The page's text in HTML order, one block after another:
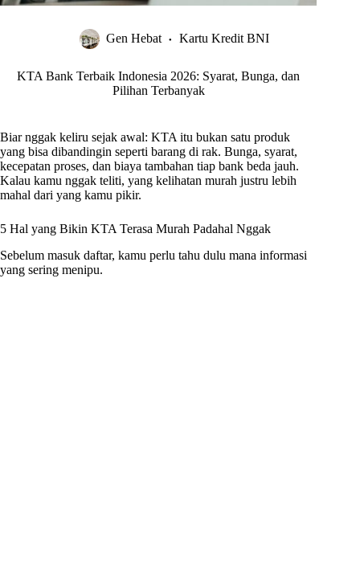
Gen Hebat Kartu Kredit BNI
KTA Bank Terbaik Indonesia 2026: Syarat, Bunga, dan
Pilihan Terbanyak
Biar nggak keliru sejak awal: KTA itu bukan satu produk
yang bisa dibandingin seperti barang di rak. Bunga, syarat,
kecepatan proses, dan biaya tambahan tiap bank beda jauh.
Kalau kamu nggak teliti, yang kelihatan murah justru lebih
mahal dari yang kamu pikir.
5 Hal yang Bikin KTA Terasa Murah Padahal Nggak
Sebelum masuk daftar, kamu perlu tahu dulu mana informasi
yang sering menipu.